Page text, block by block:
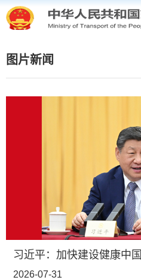
图片新闻
习近平：加快建设健康中国
2026-07-31